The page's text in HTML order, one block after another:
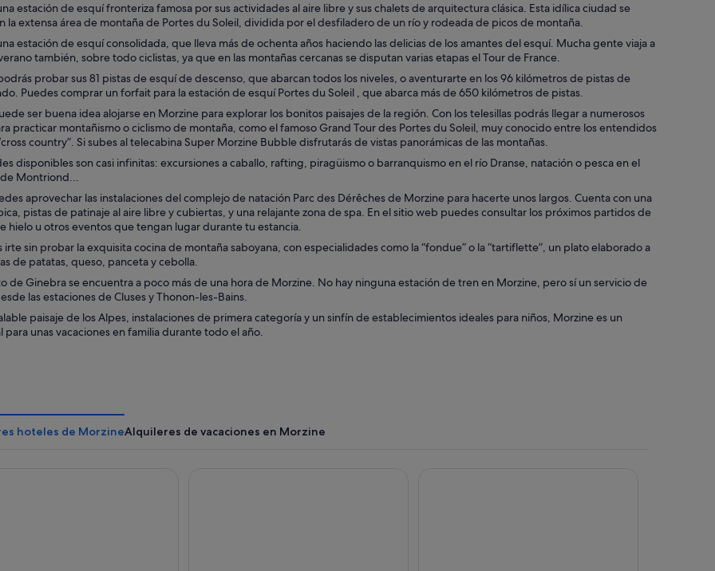
estación de esquí fronteriza famosa por sus actividades al aire libre y sus chalets de arquitectura clásica. Esta idílica ciudad se
la extensa área de montaña de Portes du Soleil, dividida por el desfiladero de un río y rodeada de picos de montaña.
estación de esquí consolidada, que lleva más de ochenta años haciendo las delicias de los amantes del esquí. Mucha gente viaja a
también, sobre todo ciclistas, ya que en las montañas cercanas se disputan varias etapas el Tour de France.
probar sus 81 pistas de esquí de descenso, que abarcan todos los niveles, o aventurarte en los 96 kilómetros de pistas de
Puedes comprar un forfait para la estación de esquí Portes du Soleil , que abarca más de 650 kilómetros de pistas.
ser buena idea alojarse en Morzine para explorar los bonitos paisajes de la región. Con los telesillas podrás llegar a numerosos
practicar montañismo o ciclismo de montaña, como el famoso Grand Tour des Portes du Soleil, muy conocido entre los entendidos
country”. Si subes al telecabina Super Morzine Bubble disfrutarás de vistas panorámicas de las montañas.
disponibles son casi infinitas: excursiones a caballo, rafting, piragüismo o barranquismo en el río Dranse, natación o pesca en el
Montriond...
aprovechar las instalaciones del complejo de natación Parc des Dérêches de Morzine para hacerte unos largos. Cuenta con una
pistas de patinaje al aire libre y cubiertas, y una relajante zona de spa. En el sitio web puedes consultar los próximos partidos de
hielo u otros eventos que tengan lugar durante tu estancia.
irte sin probar la exquisita cocina de montaña saboyana, con especialidades como la “fondue” o la “tartiflette”, un plato elaborado a
de patatas, queso, panceta y cebolla.
de Ginebra se encuentra a poco más de una hora de Morzine. No hay ninguna estación de tren en Morzine, pero sí un servicio de
las estaciones de Cluses y Thonon-les-Bains.
paisaje de los Alpes, instalaciones de primera categoría y un sinfín de establecimientos ideales para niños, Morzine es un
para unas vacaciones en familia durante todo el año.
hoteles de MorzineAlquileres de vacaciones en Morzine